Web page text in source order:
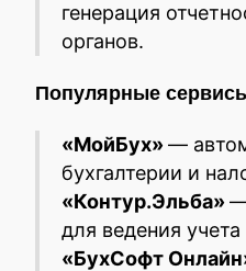
генерация
органов.
Популярные
«МойБух»—
бухгалтерии и
«Контур.Эльба»—
для ведения
«БухСофт